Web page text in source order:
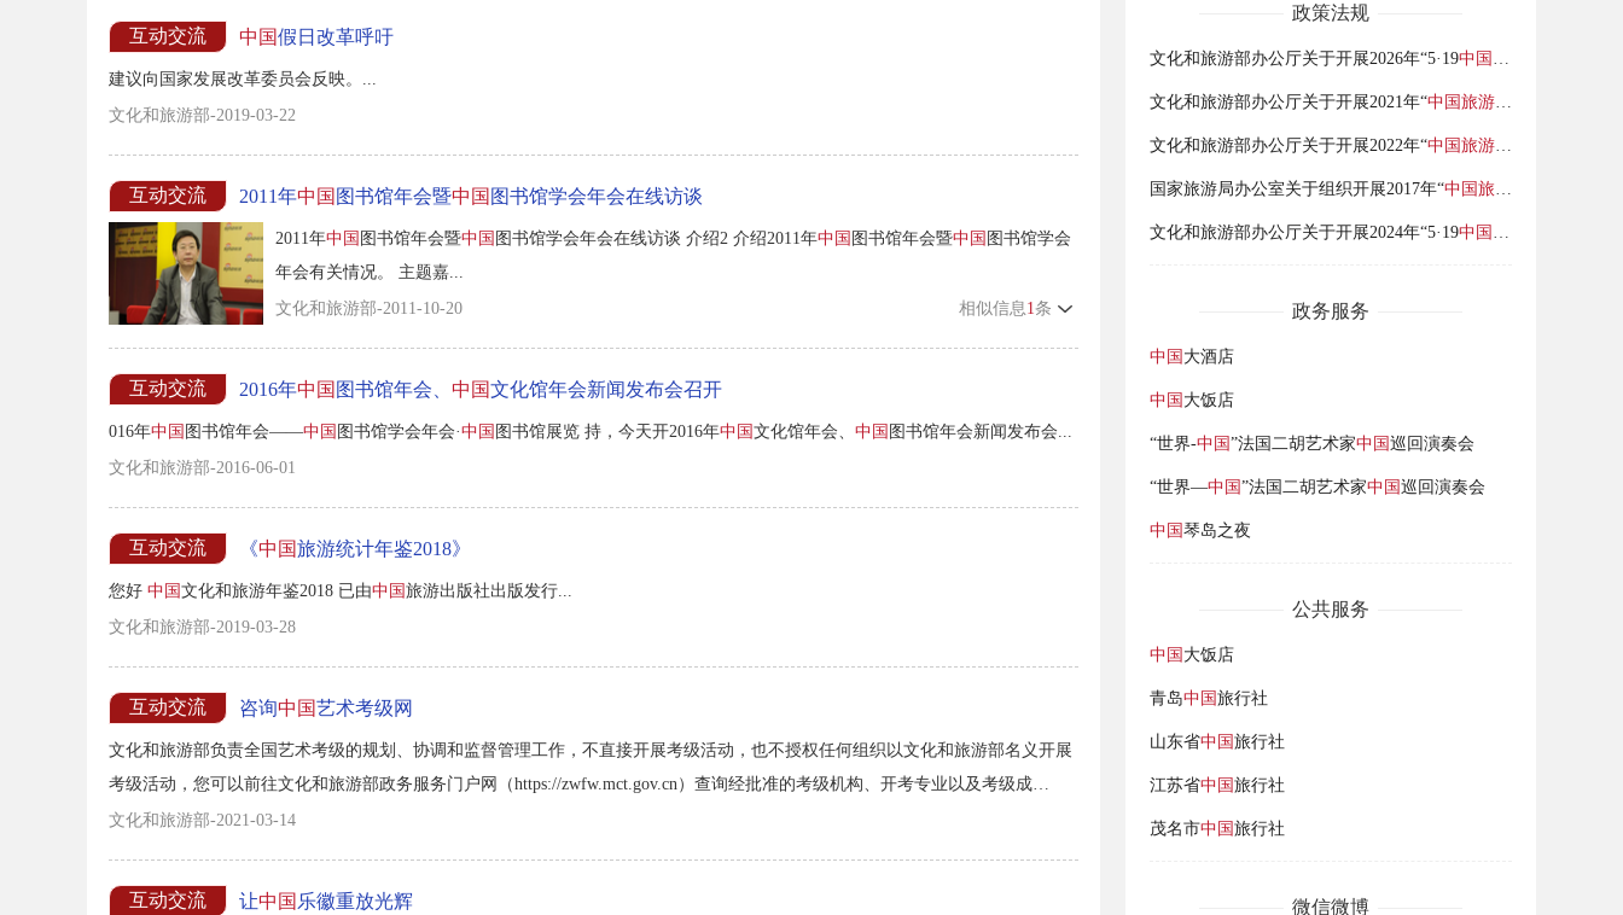
互动交流 中国假日改革呼吁
建议向国家发展改革委员会反映。...
文化和旅游部-2019-03-22
互动交流 2011年中国 图书馆年会暨中国 图书馆学会年会在线访谈
2011年中国 图书馆年会暨中国 图书馆学会年会在线访谈 介绍2 介绍2011年中国 图书馆年会暨中国 图书馆学会
年会有关情况。 主题嘉...
文化和旅游部-2011-10-20
相似信息1条
互动交流 2016年中国 图书馆年会、 中国文化馆年会新闻发布会召开
016年中国 图书馆年会——中国 图书馆学会年会·中国 图书馆展览 持，今天开2016年中国 文化馆年会、 中国 图书馆年会新闻发布会...
文化和旅游部-2016-06-01
互动交流 《中国旅游统计年鉴2018》
您好 中国 文化和旅游年鉴2018 已由中国 旅游出版社出版发行...
文化和旅游部-2019-03-28
互动交流 咨询中国艺术考级网
文化和旅游部负责全国艺术考级的规划、协调和监督管理工作，不直接开展考级活动，也不授权任何组织以文化和旅游部名义开展
考级活动，您可以前往文化和旅游部政务服务门户网（https://zwfw.mct.gov.cn）查询经批准的考级机构、开考专业以及考级成
绩。...
文化和旅游部-2021-03-14
互动交流 让中国 乐徽重放光辉
政策法规
文化和旅游部办公厅关于开展2026年“5·19中国旅游日
文化和旅游部办公厅关于开展2021年“中国旅游日
文化和旅游部办公厅关于开展2022年“中国旅游日
国家旅游局办公室关于组织开展2017年“中国旅游日
文化和旅游部办公厅关于开展2024年“5·19中国旅游日
政务服务
中国 大酒店
中国 大饭店
“世界-中国 ”法国二胡艺术家中国 巡回演奏会
“世界—中国 ”法国二胡艺术家中国 巡回演奏会
中国 琴岛之夜
公共服务
中国 大饭店
青岛中国 旅行社
山东省中国 旅行社
江苏省中国 旅行社
茂名市中国 旅行社
微信微博